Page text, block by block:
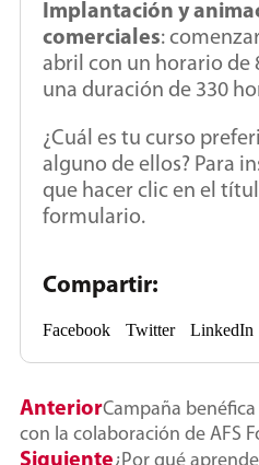
Implantación y
comerciales:
abril con un horario de
una duración de 330
¿Cuál es tu curso
alguno de ellos? Para
que hacer clic en el
formulario.
Compartir:
Facebook Twitter LinkedIn
AnteriorCampaña benéfica
con la colaboración de AFS